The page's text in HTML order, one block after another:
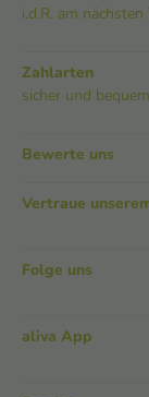
i.d.R. am
Zahlarten
sicher und bequem
Bewerte uns
Vertraue
Folge uns
aliva App